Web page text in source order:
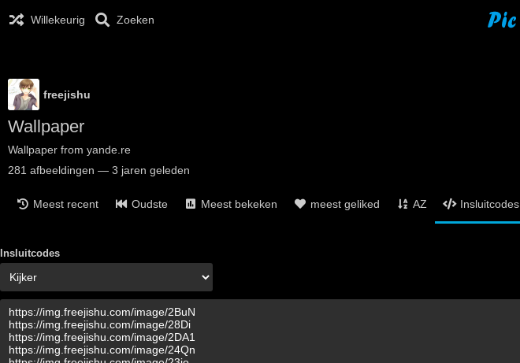
Willekeurig Zoeken
freejishu
Wallpaper
Wallpaper from yande.re
281 afbeeldingen — 3 jaren geleden
Meest recent Oudste Meest bekeken meest geliked AZ Insluitcodes
Insluitcodes